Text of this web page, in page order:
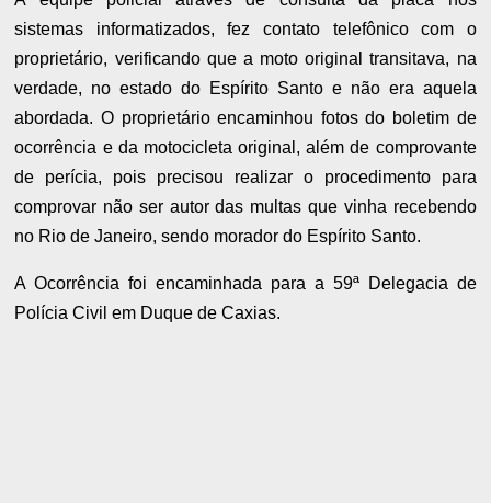
sistemas informatizados, fez contato telefônico com o
proprietário, verificando que a moto original transitava, na
verdade, no estado do Espírito Santo e não era aquela
abordada. O proprietário encaminhou fotos do boletim de
ocorrência e da motocicleta original, além de comprovante
de perícia, pois precisou realizar o procedimento para
comprovar não ser autor das multas que vinha recebendo
no Rio de Janeiro, sendo morador do Espírito Santo.
A Ocorrência foi encaminhada para a 59ª Delegacia de
Polícia Civil em Duque de Caxias.